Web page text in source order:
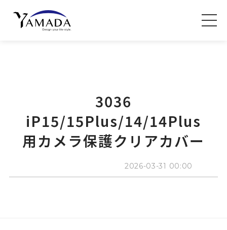
3036
iP15/15Plus/14/14Plus
用カメラ保護クリアカバー
2026-03-31 00:00